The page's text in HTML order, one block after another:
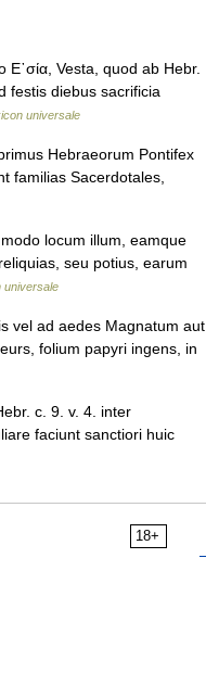
Vesta, quod ab Hebr.
festis diebus sacrificia
universale
Hebraeorum Pontifex
familias Sacerdotales,
locum illum, eamque
seu potius, earum
universale
vel ad aedes Magnatum aut
folium papyri ingens, in
c. 9. v. 4. inter
faciunt sanctiori huic
18+